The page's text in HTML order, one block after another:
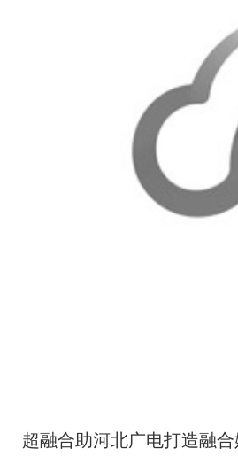
超融合助河北广电打造融